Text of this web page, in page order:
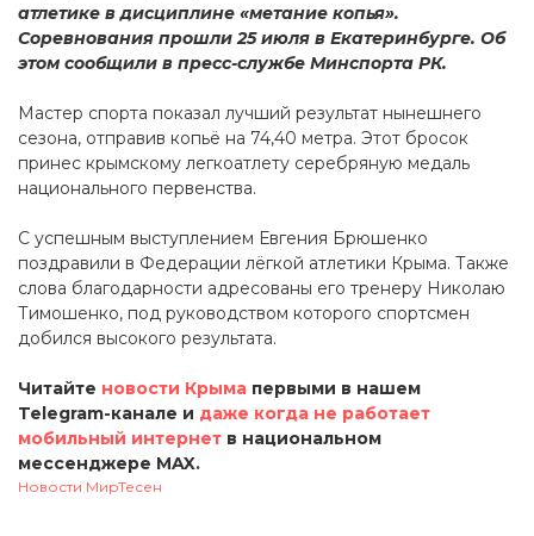
атлетике в дисциплине «метание копья».
Соревнования прошли 25 июля в Екатеринбурге. Об
этом сообщили в пресс-службе Минспорта РК.
Мастер спорта показал лучший результат нынешнего
сезона, отправив копьё на 74,40 метра. Этот бросок
принес крымскому легкоатлету серебряную медаль
национального первенства.
С успешным выступлением Евгения Брюшенко
поздравили в Федерации лёгкой атлетики Крыма. Также
слова благодарности адресованы его тренеру Николаю
Тимошенко, под руководством которого спортсмен
добился высокого результата.
Читайте новости Крыма первыми в нашем
Telegram-канале и даже когда не работает
мобильный интернет в национальном
мессенджере MAX.
Новости МирТесен